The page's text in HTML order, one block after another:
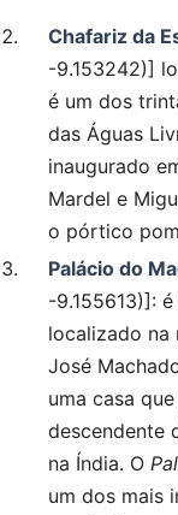
Chafariz da
-9.153242)]
é um dos
das Águas
inaugurado
Mardel e
o pórtico
Palácio do
-9.155613)]:
localizado na
José
uma casa
descendente
na Índia. O
um dos mais